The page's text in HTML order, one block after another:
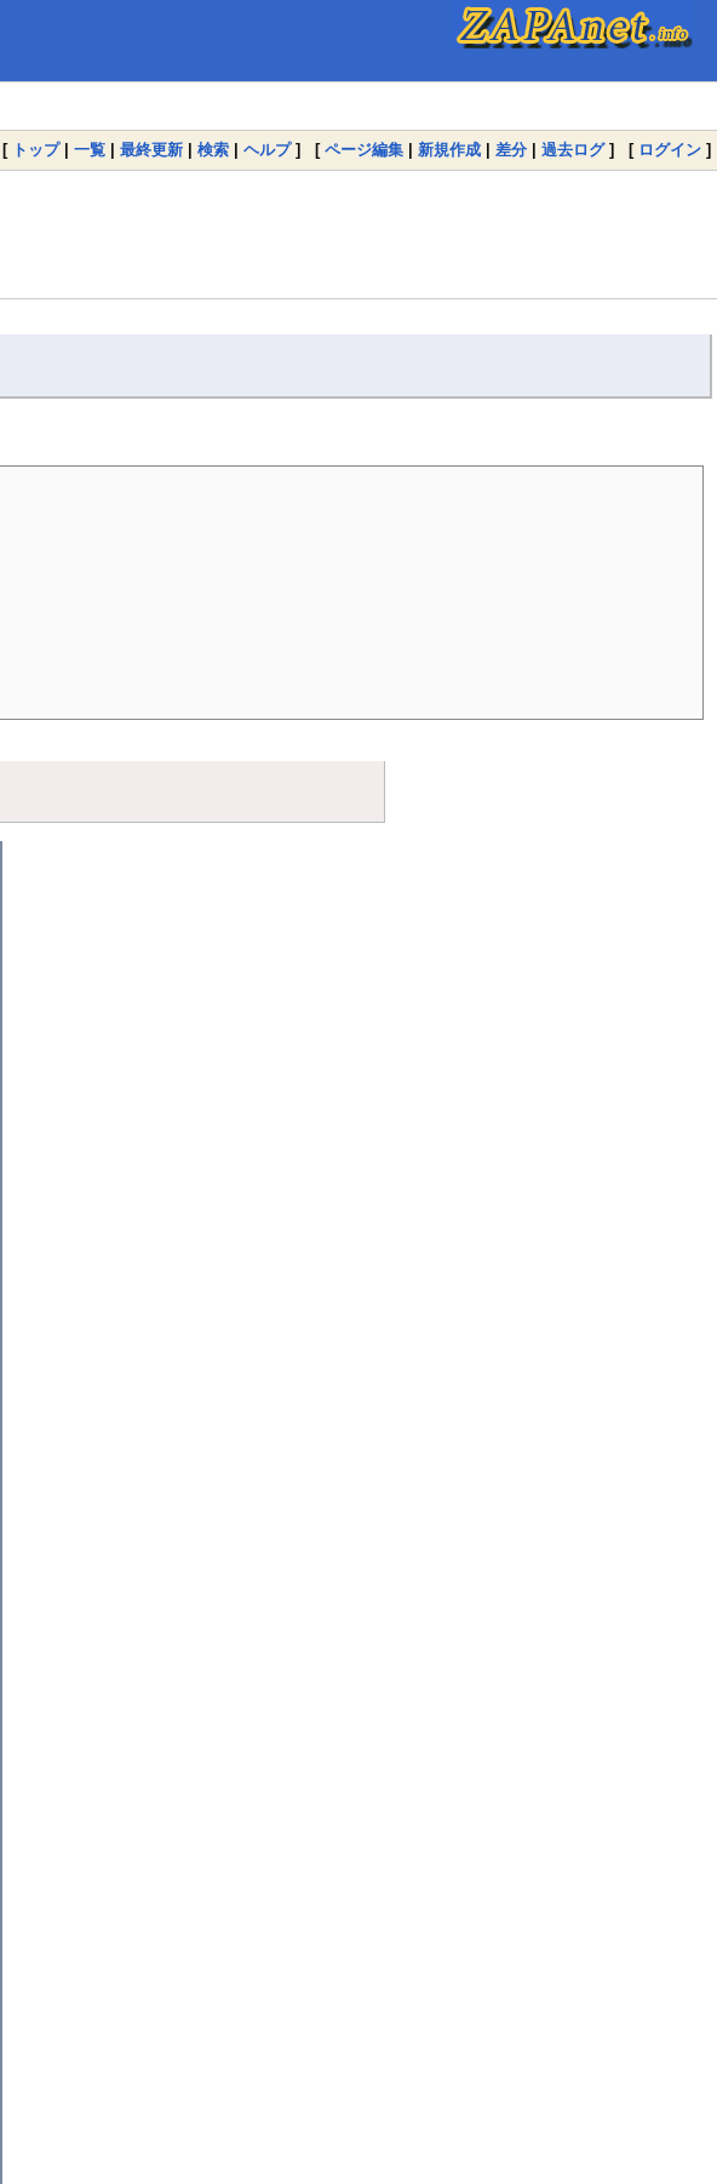
[ トップ| 一覧 | 最終更新 | 検索 | ヘルプ] [ ページ編集 | 新規作成 | 差分 | 過去ログ] [ ログイン ]